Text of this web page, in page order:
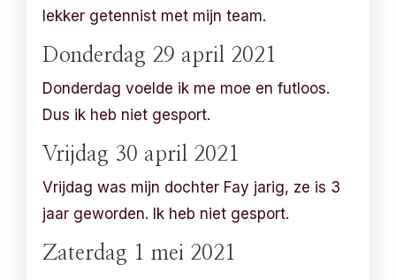
lekker getennist met mijn team.
Donderdag 29 april 2021
Donderdag voelde ik me moe en futloos.
Dus ik heb niet gesport.
Vrijdag 30 april 2021
Vrijdag was mijn dochter Fay jarig, ze is 3
jaar geworden. Ik heb niet gesport.
Zaterdag 1 mei 2021